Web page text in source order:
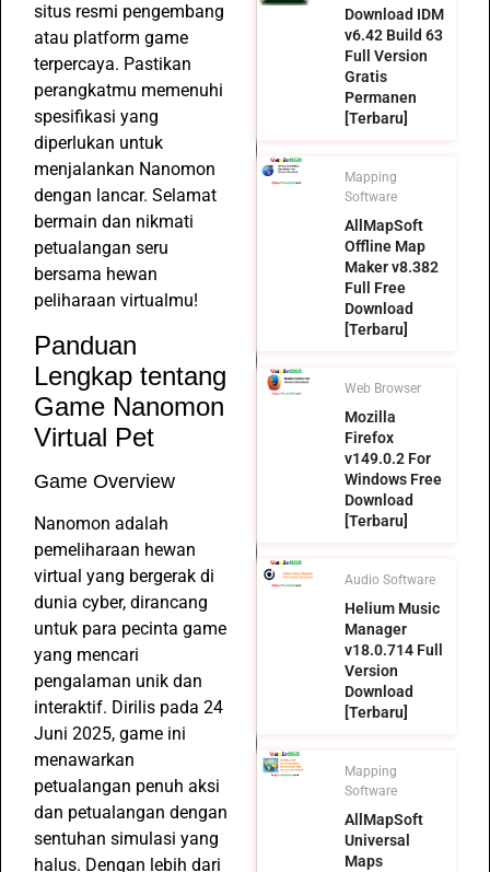
situs resmi pengembang
atau platform game
terpercaya. Pastikan
perangkatmu memenuhi
spesifikasi yang
diperlukan untuk
menjalankan Nanomon
dengan lancar. Selamat
bermain dan nikmati
petualangan seru
bersama hewan
peliharaan virtualmu!
Panduan
Lengkap tentang
Game Nanomon
Virtual Pet
Game Overview
Nanomon adalah
pemeliharaan hewan
virtual yang bergerak di
dunia cyber, dirancang
untuk para pecinta game
yang mencari
pengalaman unik dan
interaktif. Dirilis pada 24
Juni 2025, game ini
menawarkan
petualangan penuh aksi
dan petualangan dengan
sentuhan simulasi yang
halus. Dengan lebih dari
Download IDM
v6.42 Build 63
Full Version
Gratis
Permanen
[Terbaru]
Mapping
Software
AllMapSoft
Offline Map
Maker v8.382
Full Free
Download
[Terbaru]
Web Browser
Mozilla
Firefox
v149.0.2 For
Windows Free
Download
[Terbaru]
Audio Software
Helium Music
Manager
v18.0.714 Full
Version
Download
[Terbaru]
Mapping
Software
AllMapSoft
Universal
Maps